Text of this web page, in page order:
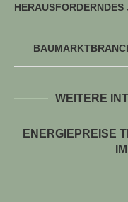
WEITERE
ENERGIEPREISE